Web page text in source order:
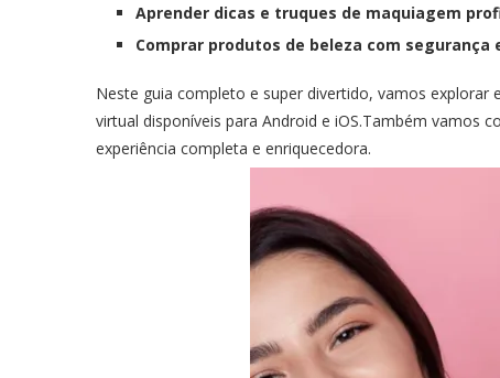
Aprender dicas e truques de maquiagem
Comprar produtos de beleza com segurança
Neste guia completo e super divertido, vamos explorar
virtual disponíveis para Android e iOS.Também vamos
experiência completa e enriquecedora.